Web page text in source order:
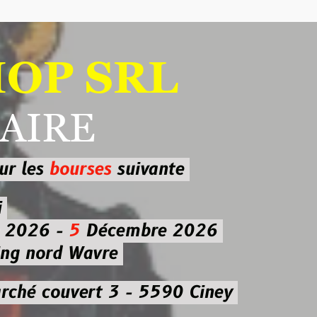
SRL
suivante
5Décembre 2026
Wavre
3 - 5590 Ciney